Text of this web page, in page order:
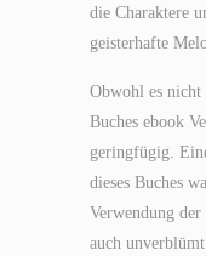
die Charaktere
geisterhafte
Obwohl es nicht
Buches ebook
geringfügig.
dieses Buches
Verwendung
auch